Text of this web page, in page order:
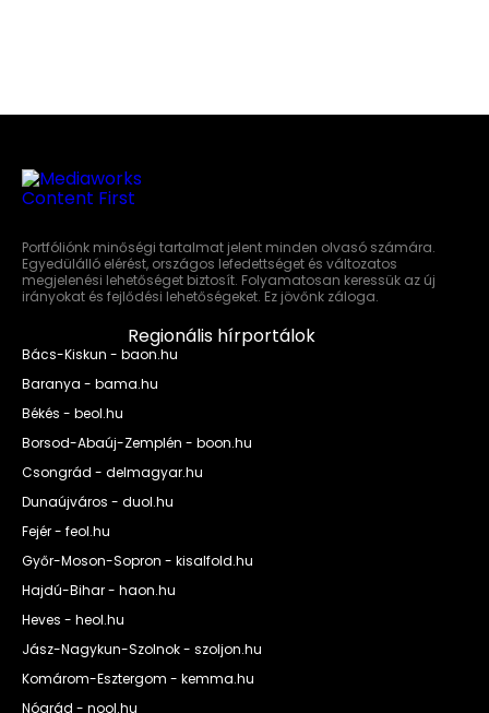
Portfóliónk minőségi tartalmat jelent minden olvasó számára.
Egyedülálló elérést, országos lefedettséget és változatos
megjelenési lehetőséget biztosít. Folyamatosan keressük az új
irányokat és fejlődési lehetőségeket. Ez jövőnk záloga.
Regionális hírportálok
Bács-Kiskun - baon.hu
Baranya - bama.hu
Békés - beol.hu
Borsod-Abaúj-Zemplén - boon.hu
Csongrád - delmagyar.hu
Dunaújváros - duol.hu
Fejér - feol.hu
Győr-Moson-Sopron - kisalfold.hu
Hajdú-Bihar - haon.hu
Heves - heol.hu
Jász-Nagykun-Szolnok - szoljon.hu
Komárom-Esztergom - kemma.hu
Nógrád - nool.hu